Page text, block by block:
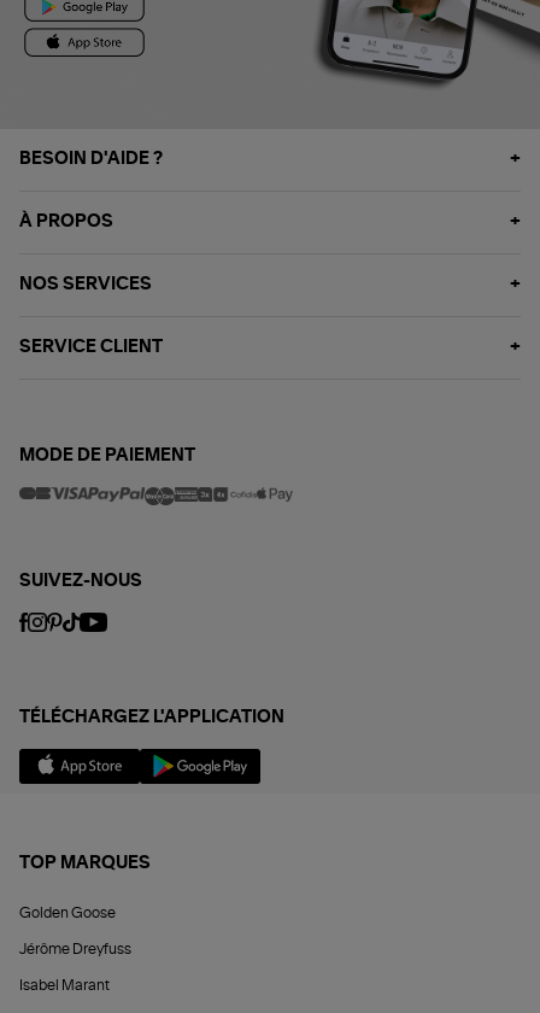
BESOIN D'AIDE ?
À PROPOS
NOS SERVICES
SERVICE CLIENT
MODE DE PAIEMENT
SUIVEZ-NOUS
TÉLÉCHARGEZ L'APPLICATION
TOP MARQUES
Golden Goose
Jérôme Dreyfuss
Isabel Marant